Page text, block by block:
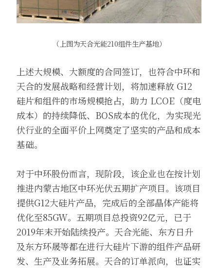
（上图为天合光能210组件生产基地）
上述大规模、大额度的合同签订，也符合中环和
天合的发展战略和经营计划，将加速释放 G12
硅片和组件的市场规模抢占，助力 LCOE（度电
成本）的持续降低、BOS成本的优化，为实现光
伏行业的全面平价上网奠定了坚实的产品和成本
基础。
对于中环股份而言，现阶段，该企业也在按计划
推进内蒙古地区中环光伏五期扩产项目。该项目
提供G12大硅片产品，完成后的全部晶体产能将
优化至85GW。五期项目总投资92亿元，已于
2019年末开始陆续投产。天合光能、东方日升
及东方环晟等都在进行大硅片下游的组件产品研
发、生产及业务拓展。天合的订单派向，也证实